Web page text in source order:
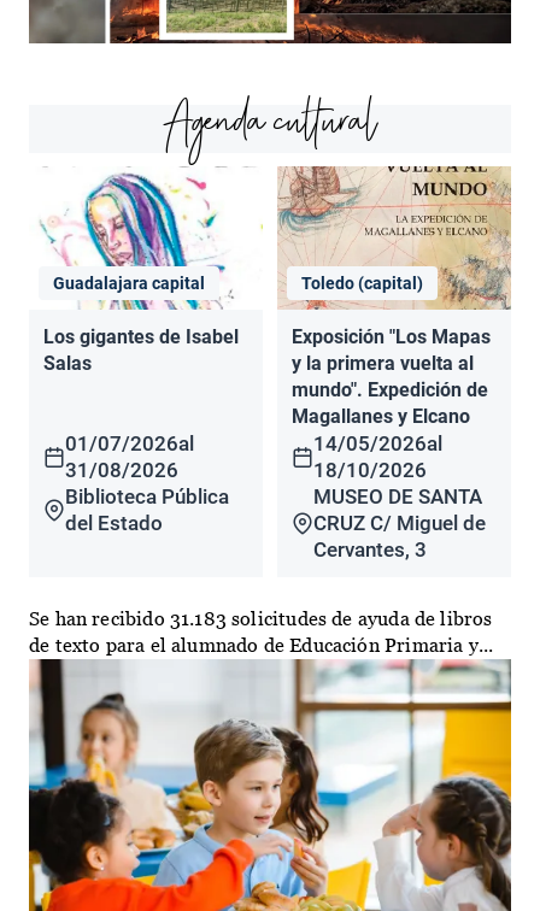
Agenda cultural
Guadalajara capital
Los gigantes de Isabel
Salas
01/07/2026al
31/08/2026
Biblioteca Pública
del Estado
Toledo (capital)
Exposición "Los Mapas
y la primera vuelta al
mundo". Expedición de
Magallanes y Elcano
14/05/2026al
18/10/2026
MUSEO DE SANTA
CRUZ C/ Miguel de
Cervantes, 3
Se han recibido 31.183 solicitudes de ayuda de libros
de texto para el alumnado de Educación Primaria y...